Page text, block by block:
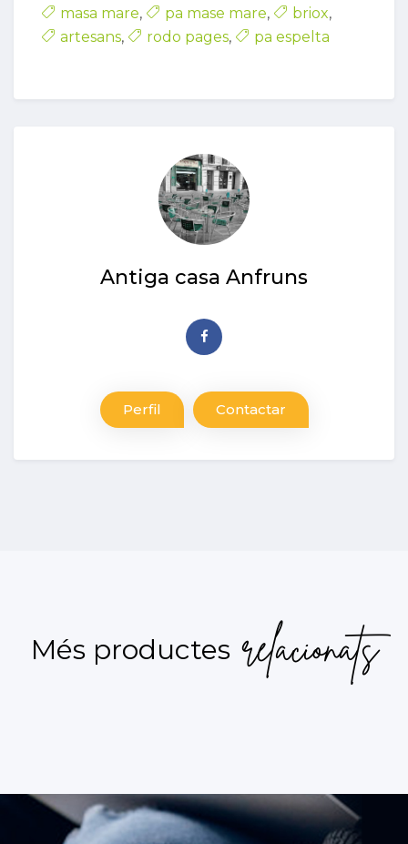
masa mare, pa mase mare, briox,
artesans, rodo pages, pa espelta
Antiga casa Anfruns
Perfil Contactar
Més productes relacionats